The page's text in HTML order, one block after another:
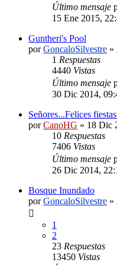
Último mensaje
15 Ene 2015,
Guntheri's Pool
porGoncaloSilvestre »
1 Respuestas
4440 Vistas
Último mensaje
30 Dic 2014,
Señores...Felices
porCanoHG » 18 Dic
10 Respuestas
7406 Vistas
Último mensaje
26 Dic 2014,
Bosque Inundado
porGoncaloSilvestre »
1
2
23 Respuestas
13450 Vistas